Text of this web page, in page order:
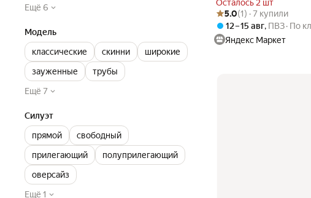
Ещё 6
Модель
классические
скинни
широкие
зауженные
трубы
Ещё 7
Силуэт
прямой
свободный
прилегающий
полуприлегающий
оверсайз
Ещё 1
Осталось 2 шт
Рейтинг товара: 5.0 из 5
Оценок: (1) · 7 купили
5.0(1) · 7 купили
12 – 15 авг, ПВЗ По
Яндекс Маркет